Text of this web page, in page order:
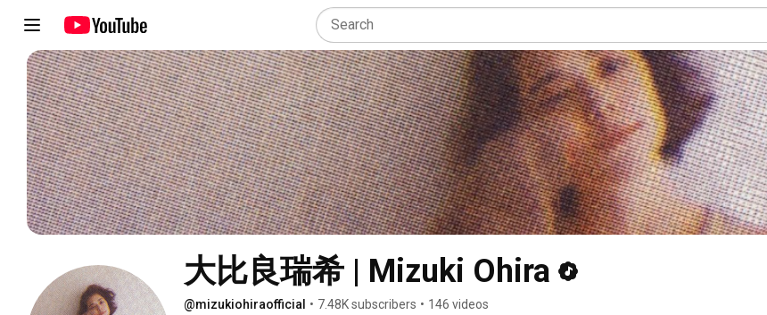
大比良瑞希 | Mizuki Ohira
@mizukiohiraofficial • 7.48K subscribers • 146 videos